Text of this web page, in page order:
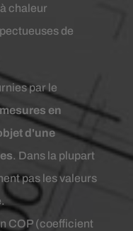
chaleur
de
par le
en
d'une
. Dans la plupart
pas les valeurs
COP (coefficient